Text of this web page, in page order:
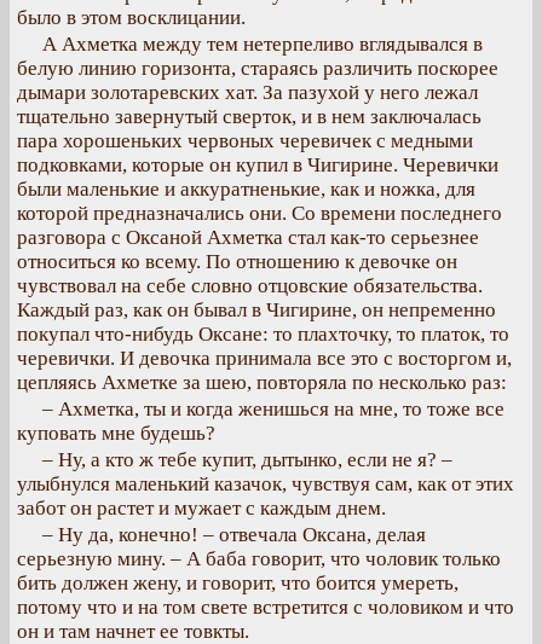
было в этом восклицании.
А Ахметка между тем нетерпеливо вглядывался в
белую линию горизонта, стараясь различить поскорее
дымари золотаревских хат. За пазухой у него лежал
тщательно завернутый сверток, и в нем заключалась
пара хорошеньких червоных черевичек с медными
подковками, которые он купил в Чигирине. Черевички
были маленькие и аккуратненькие, как и ножка, для
которой предназначались они. Со времени последнего
разговора с Оксаной Ахметка стал как-то серьезнее
относиться ко всему. По отношению к девочке он
чувствовал на себе словно отцовские обязательства.
Каждый раз, как он бывал в Чигирине, он непременно
покупал что-нибудь Оксане: то плахточку, то платок, то
черевички. И девочка принимала все это с восторгом и,
цепляясь Ахметке за шею, повторяла по несколько раз:
– Ахметка, ты и когда женишься на мне, то тоже все
куповать мне будешь?
– Ну, а кто ж тебе купит, дытынко, если не я? –
улыбнулся маленький казачок, чувствуя сам, как от этих
забот он растет и мужает с каждым днем.
– Ну да, конечно! – отвечала Оксана, делая
серьезную мину. – А баба говорит, что чоловик только
бить должен жену, и говорит, что боится умереть,
потому что и на том свете встретится с чоловиком и что
он и там начнет ее товкты.